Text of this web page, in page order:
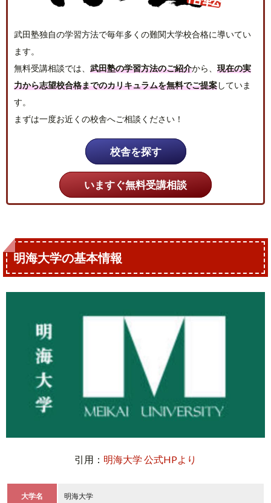
武田塾独自の学習方法で毎年多くの難関大学校合格に導いてい
ます。
無料受講相談では、 武田塾の学習方法のご紹介から、 現在の実
力から志望校合格までのカリキュラムを無料でご提案していま
す。
まずは一度お近くの校舎へご相談ください！
校舎を探す
いますぐ無料受講相談
明海大学の基本情報
引用： 明海大学 公式HPより
大学名 明海大学